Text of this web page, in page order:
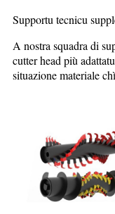
Supportu tecnicu
A nostra squadra di
cutter head più
situazione materiale